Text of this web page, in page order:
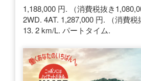
1,188,000 円. （消費税抜き
2WD. 4AT. 1,287,000 円. （消費
13. 2 km/L. パートタイム.